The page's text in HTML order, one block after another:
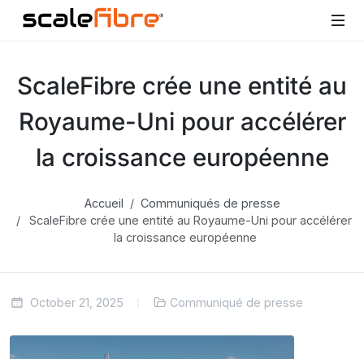
ScaleFibre crée une entité au
Royaume-Uni pour accélérer
la croissance européenne
Accueil
Communiqués de presse
ScaleFibre crée une entité au Royaume-Uni pour accélérer
la croissance européenne
October 21, 2025 Communiqué de presse